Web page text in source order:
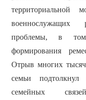
территориальной
военнослужащих
проблемы, в том
формирования
Отрыв многих
семьи подтолкнул
семейных